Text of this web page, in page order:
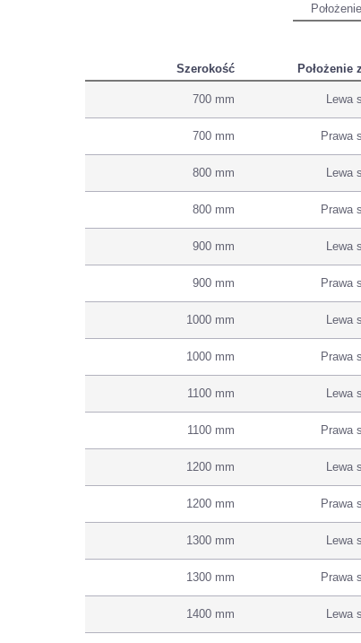
Szerokość Położenie
700 mm Lewa
700 mm Prawa
800 mm Lewa
800 mm Prawa
900 mm Lewa
900 mm Prawa
1000 mm Lewa
1000 mm Prawa
1100 mm Lewa
1100 mm Prawa
1200 mm Lewa
1200 mm Prawa
1300 mm Lewa
1300 mm Prawa
1400 mm Lewa